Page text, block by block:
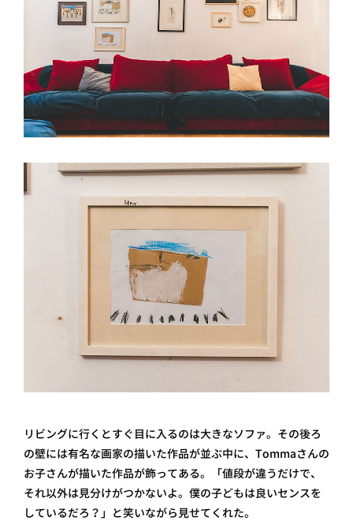
リビングに行くとすぐ目に入るのは大きなソファ。その後ろ
の壁には有名な画家の描いた作品が並ぶ中に、Tommaさんの
お子さんが描いた作品が飾ってある。「値段が違うだけで、
それ以外は見分けがつかないよ。僕の子どもは良いセンスを
しているだろ？」と笑いながら見せてくれた。